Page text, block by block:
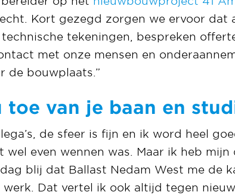
Kort gezegd zorgen we ervoor dat
tekeningen, bespreken
met onze mensen en
de bouwplaats.”
van je baan en
de sfeer is fijn en ik word heel
even wennen was. Maar ik heb mijn
blij dat Ballast Nedam West me de
Dat vertel ik ook altijd tegen